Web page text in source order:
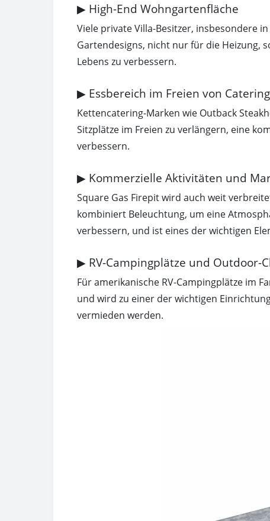
▶ High-End Wohngartenfläche
Viele private Villa-Besitzer, insbesondere
Gartendesigns, nicht nur für die Heizung,
Lebens zu verbessern.
▶ Essbereich im Freien von
Kettencatering-Marken wie Outback
Sitzplätze im Freien zu verlängern, eine
verbessern.
▶ Kommerzielle Aktivitäten und
Square Gas Firepit wird auch weit
kombiniert Beleuchtung, um eine
verbessern, und ist eines der wichtigen
▶ RV-Campingplätze und Outdoor-
Für amerikanische RV-Campingplätze im
und wird zu einer der wichtigen
vermieden werden.